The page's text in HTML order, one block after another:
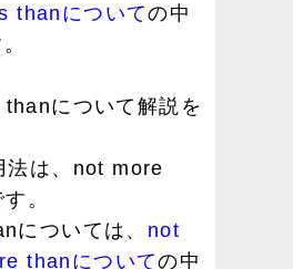
thanについての中
について解説を
は、not more
。
ついては、 not
thanについての中